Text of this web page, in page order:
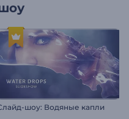
шоу: Водяные капли